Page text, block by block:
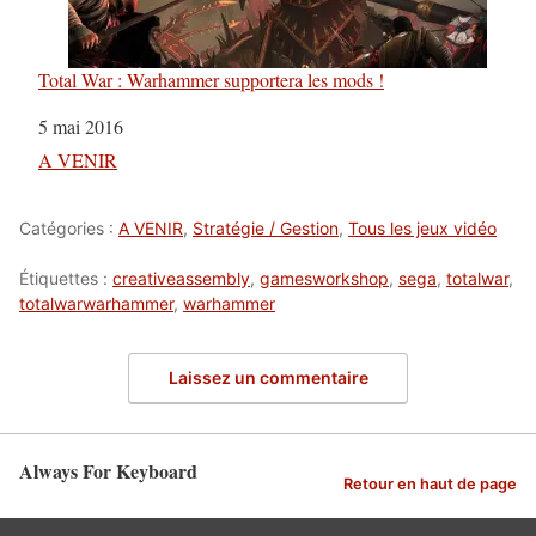
Total War : Warhammer supportera les mods !
Date
5 mai 2016
Par rapport à
A VENIR
Catégories : A VENIR, Stratégie / Gestion, Tous les jeux vidéo
Étiquettes : creativeassembly, gamesworkshop, sega, totalwar,
totalwarwarhammer, warhammer
Laissez un commentaire
Always For Keyboard Retour en haut de page